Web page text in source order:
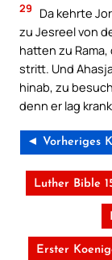
29
Da kehrte
zu Jesreel von
hatten zu Rama,
stritt. Und
hinab, zu
denn er lag
◄ Vorheriges
Luther Bible
Erster